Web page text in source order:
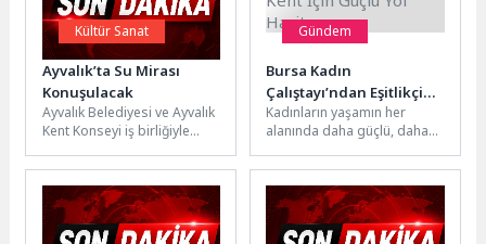
Kültür Sanat
Ayvalık’ta Su Mirası
Konuşulacak
Ayvalık Belediyesi ve Ayvalık
Kent Konseyi iş birliğiyle
Buluşmaları”nın üçüncüsü,
13 Haziran...
Gündem
Bursa Kadın
Çalıştayı’ndan Eşitlikçi
Kent İçin Güçlü Yol
Haritası
Kadınların yaşamın her
alanında daha güçlü, daha
olması için çalışmalarını
kararlılıkla...